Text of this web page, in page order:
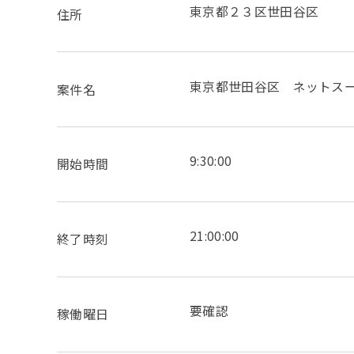
住所 東京都２３区世田谷区
案件名 東京都世田谷区 ネットス
開始時間 9:30:00
終了時刻 21:00:00
稼働曜日 要確認